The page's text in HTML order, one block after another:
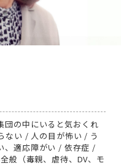
団の中にいると気おくれ
ない / 人の目が怖い / う
、適応障がい / 依存症 /
般（毒親、虐待、DV、モ